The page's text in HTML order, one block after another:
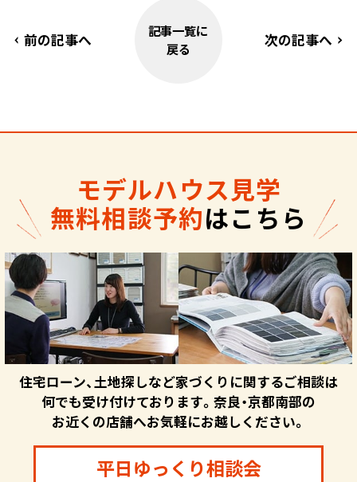
前の記事へ
記事一覧に
戻る
次の記事へ
モデルハウス見学
無料相談予約はこちら
住宅ローン、土地探しなど家づくりに関するご相談は
何でも受け付けております。奈良・京都南部の
お近くの店舗へお気軽にお越しください。
平日ゆっくり相談会